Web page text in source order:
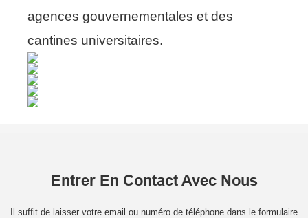
agences gouvernementales et des
cantines universitaires.
Entrer En Contact Avec Nous
Il suffit de laisser votre email ou numéro de téléphone dans le formulaire